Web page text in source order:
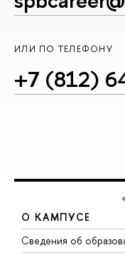
ИЛИ ПО ТЕЛЕФОНУ
+7 (812)
О КАМПУСЕ
Сведения об